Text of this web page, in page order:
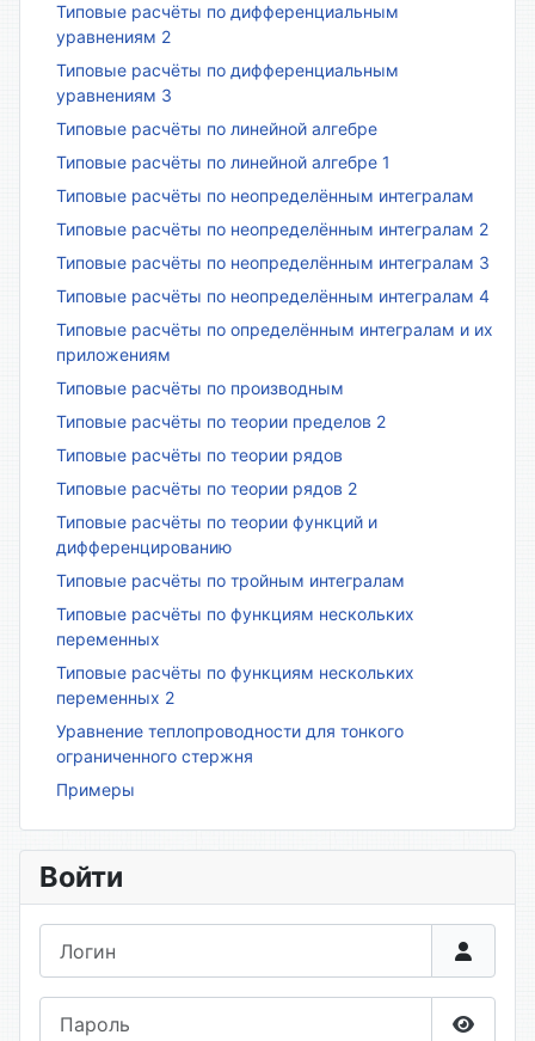
Типовые расчёты по дифференциальным
уравнениям 2
Типовые расчёты по дифференциальным
уравнениям 3
Типовые расчёты по линейной алгебре
Типовые расчёты по линейной алгебре 1
Типовые расчёты по неопределённым интегралам
Типовые расчёты по неопределённым интегралам 2
Типовые расчёты по неопределённым интегралам 3
Типовые расчёты по неопределённым интегралам 4
Типовые расчёты по определённым интегралам и их
приложениям
Типовые расчёты по производным
Типовые расчёты по теории пределов 2
Типовые расчёты по теории рядов
Типовые расчёты по теории рядов 2
Типовые расчёты по теории функций и
дифференцированию
Типовые расчёты по тройным интегралам
Типовые расчёты по функциям нескольких
переменных
Типовые расчёты по функциям нескольких
переменных 2
Уравнение теплопроводности для тонкого
ограниченного стержня
Примеры
Войти